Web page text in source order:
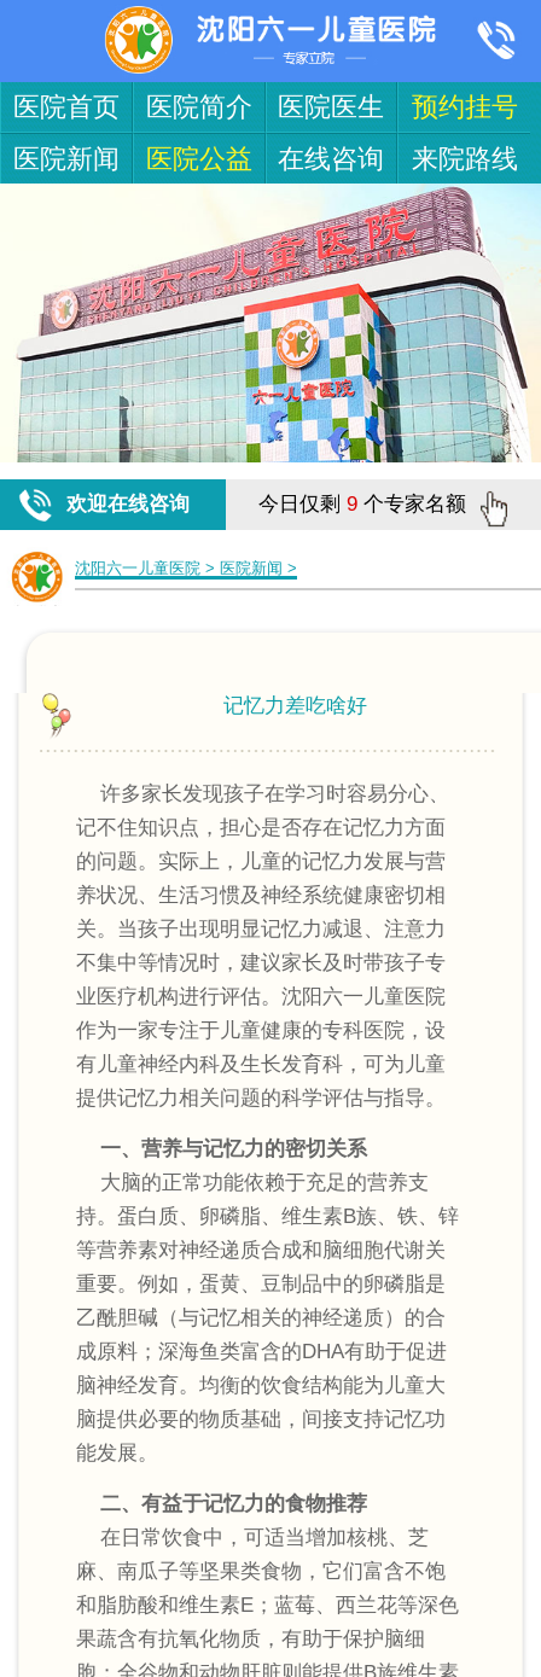
医院首页 医院简介 医院医生
预约挂号
医院新闻
医院公益 在线咨询 来院路线
欢迎在线咨询 今日仅剩 9 个专家名额
沈阳六一儿童医院> 医院新闻 >
记忆力差吃啥好
许多家长发现孩子在学习时容易分心、
记不住知识点，担心是否存在记忆力方面
的问题。实际上，儿童的记忆力发展与营
养状况、生活习惯及神经系统健康密切相
关。当孩子出现明显记忆力减退、注意力
不集中等情况时，建议家长及时带孩子专
业医疗机构进行评估。沈阳六一儿童医院
作为一家专注于儿童健康的专科医院，设
有儿童神经内科及生长发育科，可为儿童
提供记忆力相关问题的科学评估与指导。
一、营养与记忆力的密切关系
大脑的正常功能依赖于充足的营养支
持。蛋白质、卵磷脂、维生素B族、铁、锌
等营养素对神经递质合成和脑细胞代谢关
重要。例如，蛋黄、豆制品中的卵磷脂是
乙酰胆碱（与记忆相关的神经递质）的合
成原料；深海鱼类富含的DHA有助于促进
脑神经发育。均衡的饮食结构能为儿童大
脑提供必要的物质基础，间接支持记忆功
能发展。
二、有益于记忆力的食物推荐
在日常饮食中，可适当增加核桃、芝
麻、南瓜子等坚果类食物，它们富含不饱
和脂肪酸和维生素E；蓝莓、西兰花等深色
果蔬含有抗氧化物质，有助于保护脑细